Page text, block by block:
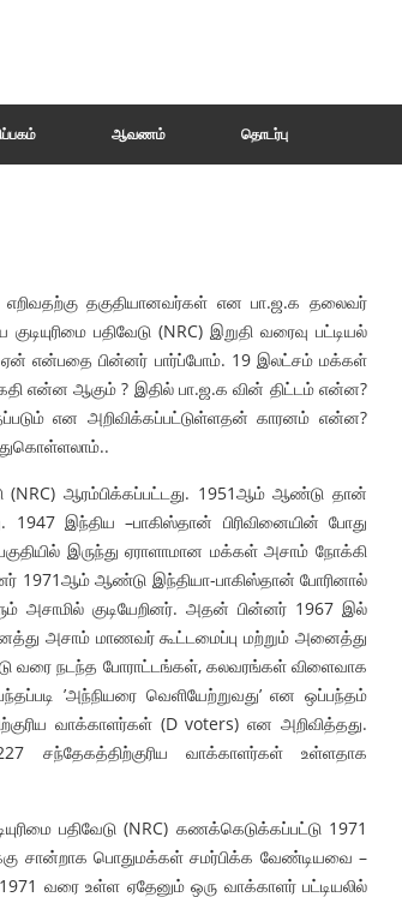
ஆவணம் தொடர்பு
தகுதியானவர்கள் என பா.ஜ.க தலைவர்
பதிவேடு (NRC) இறுதி வரைவு பட்டியல்
ஏன் என்பதை பின்னர் பார்ப்போம். 19 இலட்சம் மக்கள்
என்ன ஆகும் ? இதில் பா.ஜ.க வின் திட்டம் என்ன?
என அறிவிக்கப்பட்டுள்ளதன் காரனம் என்ன?
(NRC) ஆரம்பிக்கப்பட்டது. 1951ஆம் ஆண்டு தான்
இந்திய –பாகிஸ்தான் பிரிவினையின் போது
இருந்து ஏராளாமான மக்கள் அசாம் நோக்கி
1971ஆம் ஆண்டு இந்தியா-பாகிஸ்தான் போரினால்
அசாமில் குடியேறினர். அதன் பின்னர் 1967 இல்
அசாம் மாணவர் கூட்டமைப்பு மற்றும் அனைத்து
வரை நடந்த போராட்டங்கள், கலவரங்கள் விளைவாக
’அந்நியரை வெளியேற்றுவது’ என ஒப்பந்தம்
வாக்காளர்கள் (D voters) என அறிவித்தது.
சந்தேகத்திற்குரிய வாக்காளர்கள் உள்ளதாக
பதிவேடு (NRC) கணக்கெடுக்கப்பட்டு 1971
சான்றாக பொதுமக்கள் சமர்பிக்க வேண்டியவை –
வரை உள்ள ஏதேனும் ஒரு வாக்காளர் பட்டியலில்
சனாதனத்திற்கு எதிரான வள்ளலார் ஆளுநர்
ரவியின் பொய்யும் புனைசுருட்டும் – அருண்